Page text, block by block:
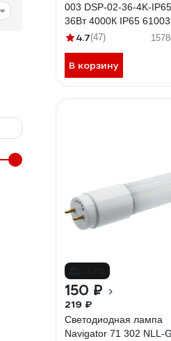
003 DSP-02-36-4K-
36Вт 4000К IP65 61003
4.7(47)
В корзину
150 ₽
219 ₽
Светодиодная лампа
Navigator 71 302 NLL-